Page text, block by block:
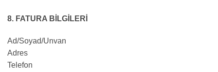
8. FATURA BİLGİLERİ
Ad/Soyad/Unvan
Adres
Telefon